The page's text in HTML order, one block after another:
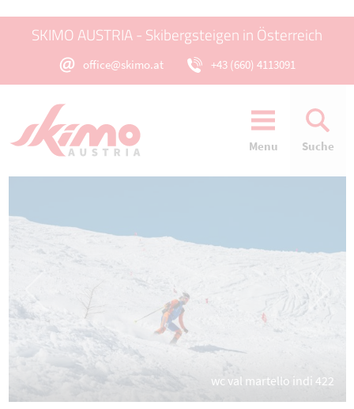
SKIMO AUSTRIA - Skibergsteigen in Österreich
office@skimo.at +43 (660) 4113091
Menu Suche
wc val martello indi 422